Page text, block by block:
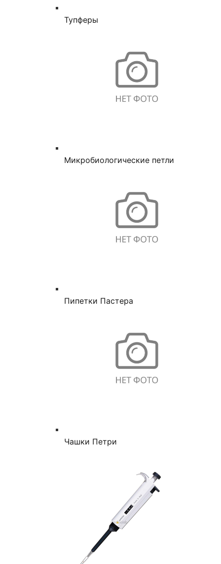
Тупферы
Микробиологические петли
Пипетки Пастера
Чашки Петри